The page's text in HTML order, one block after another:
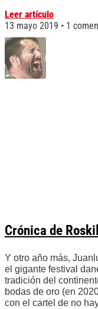
Leer artículo
13 mayo 2019
1
Crónica de
Y otro año más,
el gigante festival
tradición del
bodas de oro (en
con el cartel de no